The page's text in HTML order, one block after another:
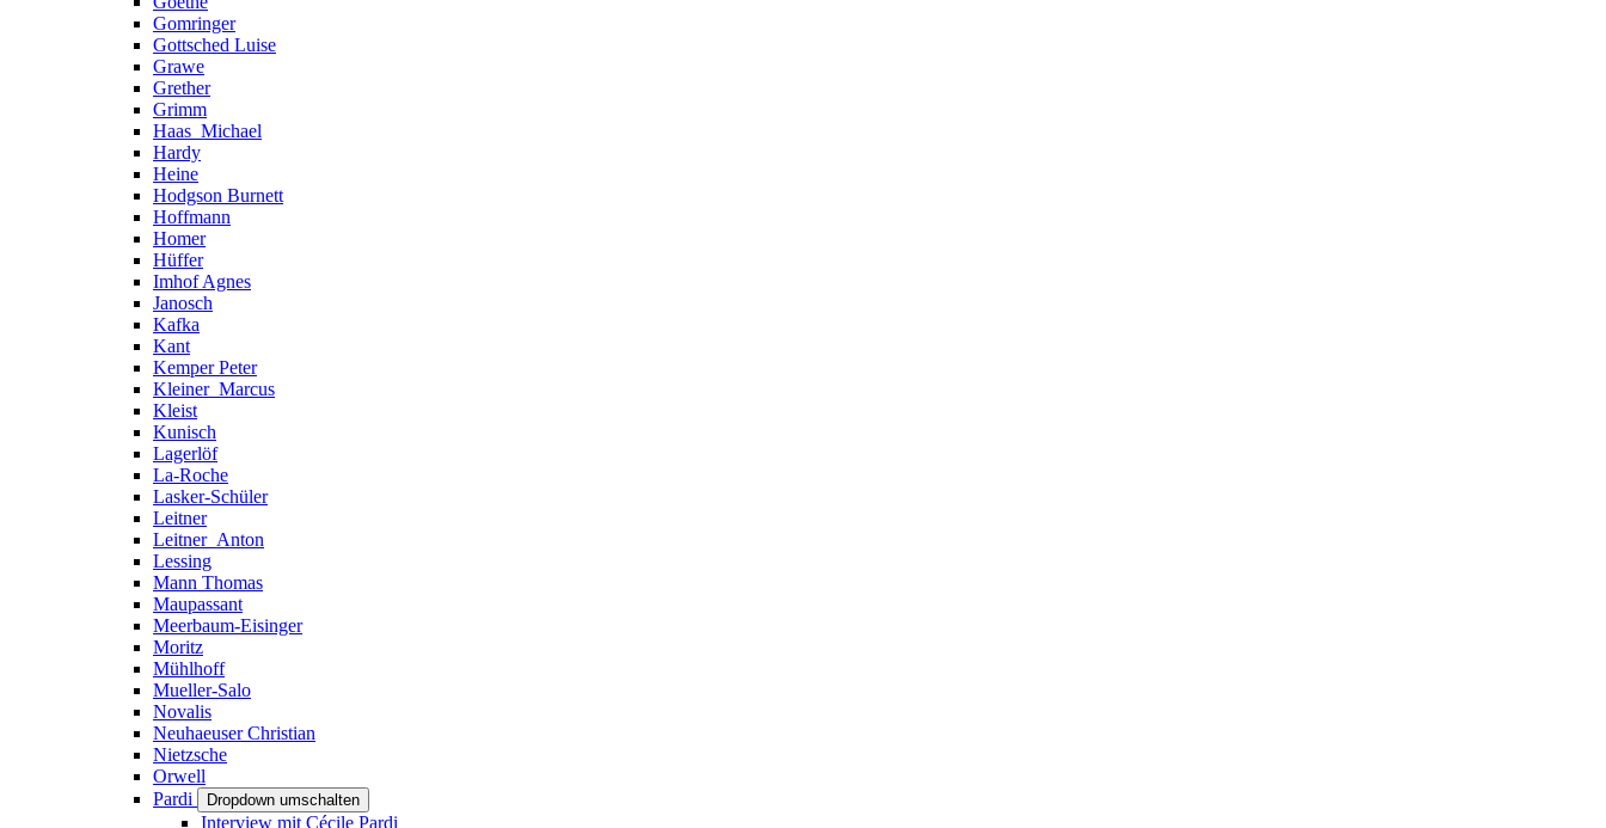
Gomringer
Gottsched Luise
Grawe
Grether
Grimm
Haas_Michael
Hardy
Heine
Hodgson Burnett
Hoffmann
Homer
Hüffer
Imhof Agnes
Janosch
Kafka
Kant
Kemper Peter
Kleiner_Marcus
Kleist
Kunisch
Lagerlöf
La-Roche
Lasker-Schüler
Leitner
Leitner_Anton
Lessing
Mann Thomas
Maupassant
Meerbaum-Eisinger
Moritz
Mühlhoff
Mueller-Salo
Novalis
Neuhaeuser Christian
Nietzsche
Orwell
Pardi
Dropdown umschalten
Interview mit Cécile Pardi